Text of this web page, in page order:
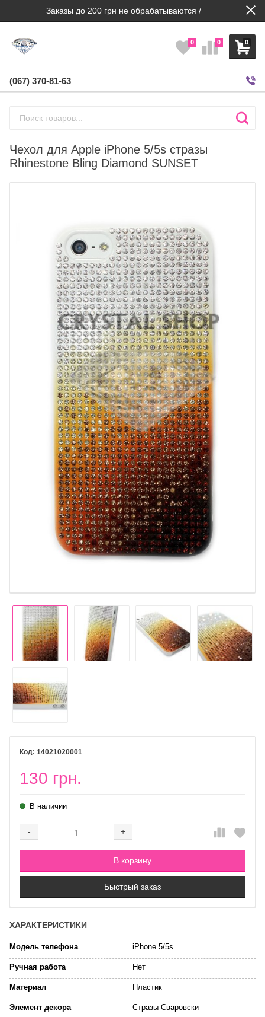
Заказы до 200 грн не обрабатываются /
0
0 0
(067) 370-81-63
Чехол для Apple iPhone 5/5s стразы
Rhinestone Bling Diamond SUNSET
14021020001
130 грн.
В наличии
- +
Добавляется...
В корзину
Добавлен
Быстрый заказ
ХАРАКТЕРИСТИКИ
Модель телефона iPhone 5/5s
Ручная работа Нет
Материал Пластик
Элемент декора Стразы Сваровски